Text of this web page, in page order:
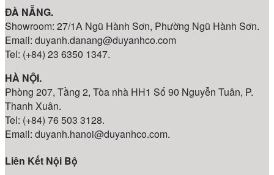
ĐÀ NẴNG.
Showroom: 27/1A Ngũ Hành Sơn, Phường Ngũ Hành Sơn.
Email: duyanh.danang@duyanhco.com
Tel: (+84) 23 6350 1347.
HÀ NỘI.
Phòng 207, Tầng 2, Tòa nhà HH1 Số 90 Nguyễn Tuân, P.
Thanh Xuân.
Tel: (+84) 76 503 3128.
Email: duyanh.hanoi@duyanhco.com.
Liên Kết Nội Bộ